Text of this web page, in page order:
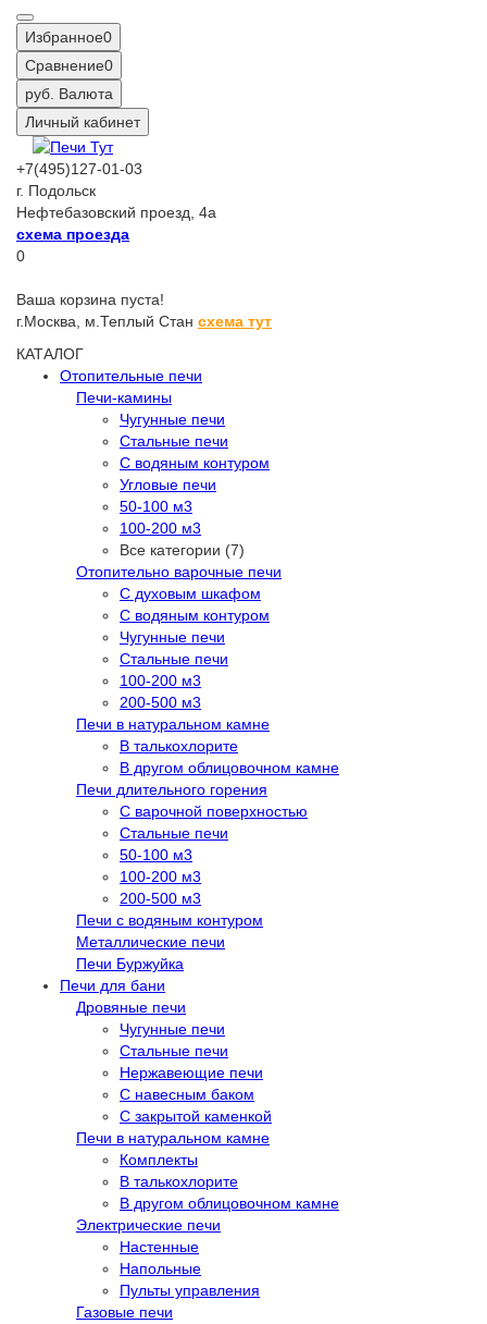
Избранное0
Сравнение0
руб. Валюта
Личный кабинет
+7(495)127-01-03
г. Подольск
Нефтебазовский проезд, 4а
схема проезда
0
Ваша корзина пуста!
г.Москва, м.Теплый Стан схема тут
КАТАЛОГ
Отопительные печи
Печи-камины
Чугунные печи
Стальные печи
С водяным контуром
Угловые печи
50-100 м3
100-200 м3
Все категории (7)
Отопительно варочные печи
С духовым шкафом
С водяным контуром
Чугунные печи
Стальные печи
100-200 м3
200-500 м3
Печи в натуральном камне
В талькохлорите
В другом облицовочном камне
Печи длительного горения
С варочной поверхностью
Стальные печи
50-100 м3
100-200 м3
200-500 м3
Печи с водяным контуром
Металлические печи
Печи Буржуйка
Печи для бани
Дровяные печи
Чугунные печи
Стальные печи
Нержавеющие печи
С навесным баком
С закрытой каменкой
Печи в натуральном камне
Комплекты
В талькохлорите
В другом облицовочном камне
Электрические печи
Настенные
Напольные
Пульты управления
Газовые печи